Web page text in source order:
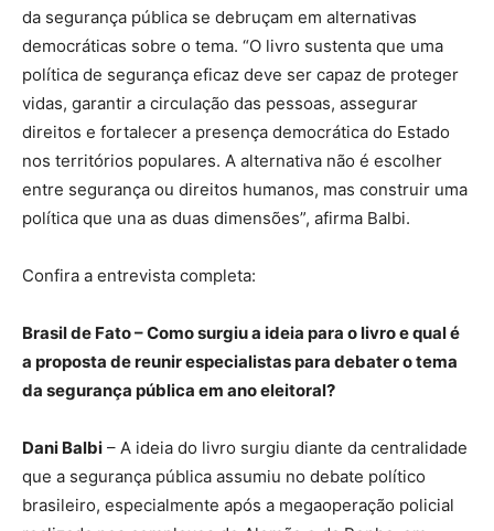
da segurança pública se debruçam em alternativas
democráticas sobre o tema. “O livro sustenta que uma
política de segurança eficaz deve ser capaz de proteger
vidas, garantir a circulação das pessoas, assegurar
direitos e fortalecer a presença democrática do Estado
nos territórios populares. A alternativa não é escolher
entre segurança ou direitos humanos, mas construir uma
política que una as duas dimensões”, afirma Balbi.
Confira a entrevista completa:
Brasil de Fato – Como surgiu a ideia para o livro e qual é
a proposta de reunir especialistas para debater o tema
da segurança pública em ano eleitoral?
Dani Balbi – A ideia do livro surgiu diante da centralidade
que a segurança pública assumiu no debate político
brasileiro, especialmente após a megaoperação policial